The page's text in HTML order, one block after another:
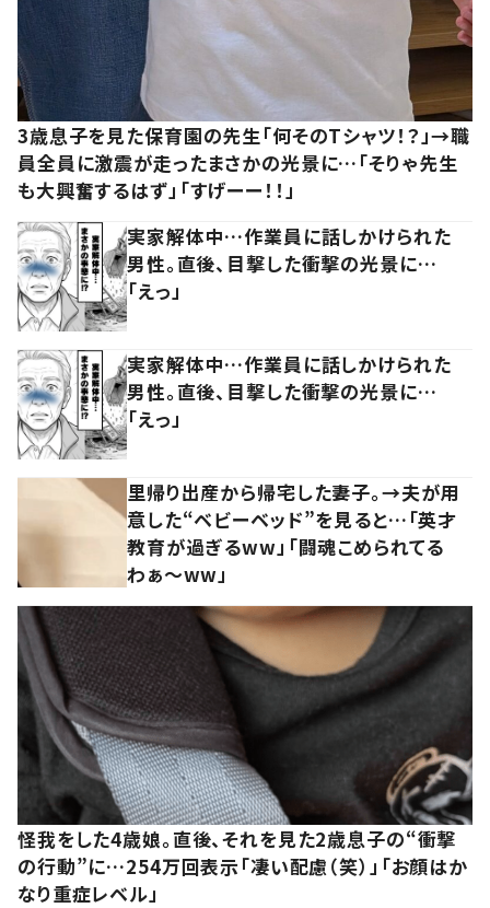
3歳息子を見た保育園の先生「何そのTシャツ！？」→職
員全員に激震が走ったまさかの光景に…「そりゃ先生
も大興奮するはず」「すげーー！！」
実家解体中…作業員に話しかけられた
男性。直後、目撃した衝撃の光景に…
「えっ」
実家解体中…作業員に話しかけられた
男性。直後、目撃した衝撃の光景に…
「えっ」
里帰り出産から帰宅した妻子。→夫が用
意した“ベビーベッド”を見ると…「英才
教育が過ぎるww」「闘魂こめられてる
わぁ～ww」
怪我をした4歳娘。直後、それを見た2歳息子の“衝撃
の行動”に…254万回表示「凄い配慮（笑）」「お顔はか
なり重症レベル」